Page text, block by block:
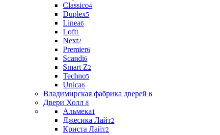
Classico4
Duplex5
Linea6
Loft1
Next2
Premier6
Scandi6
Smart Z2
Techno5
Unica6
Владимирская фабрика дверей 6
Двери Холл 8
Альмека1
Джесика Лайт2
Криста Лайт2